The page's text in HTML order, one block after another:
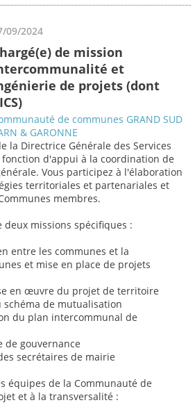
09/2024
de mission
et
de projets (dont
de communes GRAND SUD
& GARONNE
la Directrice Générale des Services
fonction d'appui à la coordination de
Vous participez à l'élaboration
territoriales et partenariales et
membres.
deux missions spécifiques :
entre les communes et la
et mise en place de projets
en œuvre du projet de territoire
de mutualisation
du plan intercommunal de
gouvernance
secrétaires de mairie
équipes de la Communauté de
et à la transversalité :